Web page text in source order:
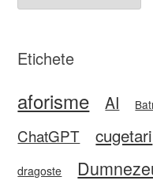
Etichete
aforisme AI
ChatGPT cugetari
dragoste